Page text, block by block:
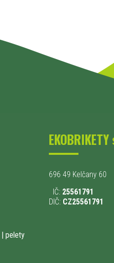
| pelety
696 49 Kelčany 60
IČ: 25561791
DIČ: CZ25561791